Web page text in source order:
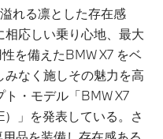
れる凛とした存在感
応しい乗り心地、最大
を備えたBMW X7 をベ
なく施しその魅力を高
・モデル「BMW X7
」を発表している。さ